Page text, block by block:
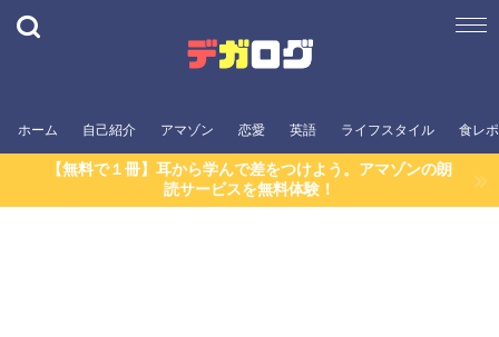
ホーム 自己紹介 アマゾン 恋愛 英語 ライフスタイル 食レポ
【無料で１冊】耳から学んで差をつけよう。アマゾンの朗
読サービスを無料体験！